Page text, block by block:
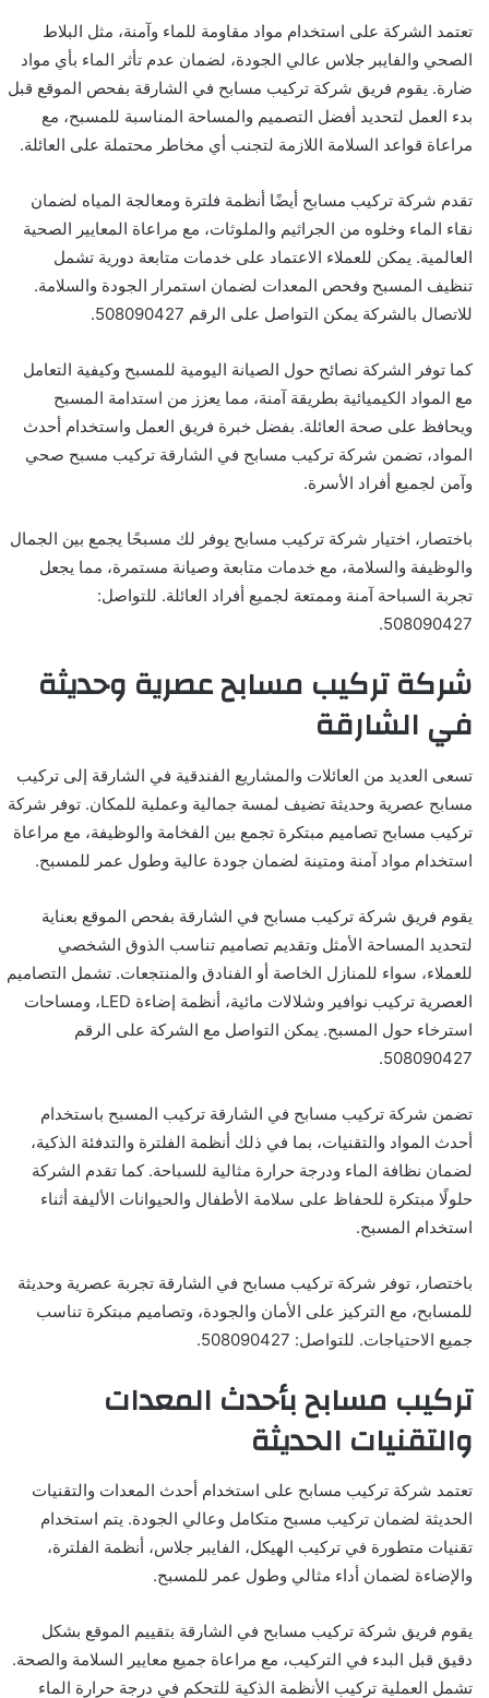
تعتمد الشركة على استخدام مواد مقاومة للماء وآمنة، مثل البلاط
الصحي والفايبر جلاس عالي الجودة، لضمان عدم تأثر الماء بأي مواد
ضارة. يقوم فريق شركة تركيب مسابح في الشارقة بفحص الموقع قبل
بدء العمل لتحديد أفضل التصميم والمساحة المناسبة للمسبح، مع
مراعاة قواعد السلامة اللازمة لتجنب أي مخاطر محتملة على العائلة.
تقدم شركة تركيب مسابح أيضًا أنظمة فلترة ومعالجة المياه لضمان
نقاء الماء وخلوه من الجراثيم والملوثات، مع مراعاة المعايير الصحية
العالمية. يمكن للعملاء الاعتماد على خدمات متابعة دورية تشمل
تنظيف المسبح وفحص المعدات لضمان استمرار الجودة والسلامة.
للاتصال بالشركة يمكن التواصل على الرقم 508090427.
كما توفر الشركة نصائح حول الصيانة اليومية للمسبح وكيفية التعامل
مع المواد الكيميائية بطريقة آمنة، مما يعزز من استدامة المسبح
ويحافظ على صحة العائلة. بفضل خبرة فريق العمل واستخدام أحدث
المواد، تضمن شركة تركيب مسابح في الشارقة تركيب مسبح صحي
وآمن لجميع أفراد الأسرة.
باختصار، اختيار شركة تركيب مسابح يوفر لك مسبحًا يجمع بين الجمال
والوظيفة والسلامة، مع خدمات متابعة وصيانة مستمرة، مما يجعل
تجربة السباحة آمنة وممتعة لجميع أفراد العائلة. للتواصل:
508090427.
شركة تركيب مسابح عصرية وحديثة
في الشارقة
تسعى العديد من العائلات والمشاريع الفندقية في الشارقة إلى تركيب
مسابح عصرية وحديثة تضيف لمسة جمالية وعملية للمكان. توفر شركة
تركيب مسابح تصاميم مبتكرة تجمع بين الفخامة والوظيفة، مع مراعاة
استخدام مواد آمنة ومتينة لضمان جودة عالية وطول عمر للمسبح.
يقوم فريق شركة تركيب مسابح في الشارقة بفحص الموقع بعناية
لتحديد المساحة الأمثل وتقديم تصاميم تناسب الذوق الشخصي
للعملاء، سواء للمنازل الخاصة أو الفنادق والمنتجعات. تشمل التصاميم
العصرية تركيب نوافير وشلالات مائية، أنظمة إضاءة LED، ومساحات
استرخاء حول المسبح. يمكن التواصل مع الشركة على الرقم
508090427.
تضمن شركة تركيب مسابح في الشارقة تركيب المسبح باستخدام
أحدث المواد والتقنيات، بما في ذلك أنظمة الفلترة والتدفئة الذكية،
لضمان نظافة الماء ودرجة حرارة مثالية للسباحة. كما تقدم الشركة
حلولًا مبتكرة للحفاظ على سلامة الأطفال والحيوانات الأليفة أثناء
استخدام المسبح.
باختصار، توفر شركة تركيب مسابح في الشارقة تجربة عصرية وحديثة
للمسابح، مع التركيز على الأمان والجودة، وتصاميم مبتكرة تناسب
جميع الاحتياجات. للتواصل: 508090427.
تركيب مسابح بأحدث المعدات
والتقنيات الحديثة
تعتمد شركة تركيب مسابح على استخدام أحدث المعدات والتقنيات
الحديثة لضمان تركيب مسبح متكامل وعالي الجودة. يتم استخدام
تقنيات متطورة في تركيب الهيكل، الفايبر جلاس، أنظمة الفلترة،
والإضاءة لضمان أداء مثالي وطول عمر للمسبح.
يقوم فريق شركة تركيب مسابح في الشارقة بتقييم الموقع بشكل
دقيق قبل البدء في التركيب، مع مراعاة جميع معايير السلامة والصحة.
تشمل العملية تركيب الأنظمة الذكية للتحكم في درجة حرارة الماء